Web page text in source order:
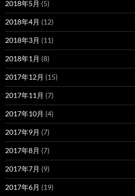
2018年5月 (5)
2018年4月 (12)
2018年3月 (11)
2018年1月 (8)
2017年12月 (15)
2017年11月 (7)
2017年10月 (4)
2017年9月 (7)
2017年8月 (7)
2017年7月 (9)
2017年6月 (19)